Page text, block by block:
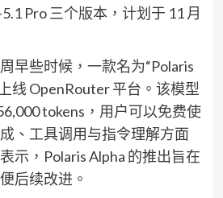
Pro 三个版本，计划于 11 月
早些时候，一款名为“Polaris
线 OpenRouter 平台。该模型
tokens，用户可以免费使
、工具调用与指令理解方面
示，Polaris Alpha 的推出旨在
后续改进。